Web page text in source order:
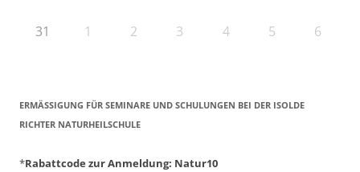
31 1 2 3 4 5 6
ERMÄSSIGUNG FÜR SEMINARE UND SCHULUNGEN BEI DER ISOLDE R
ICHTER NATURHEILSCHULE
*Rabattcode zur Anmeldung: Natur10